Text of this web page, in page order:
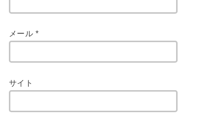
メール *
サイト